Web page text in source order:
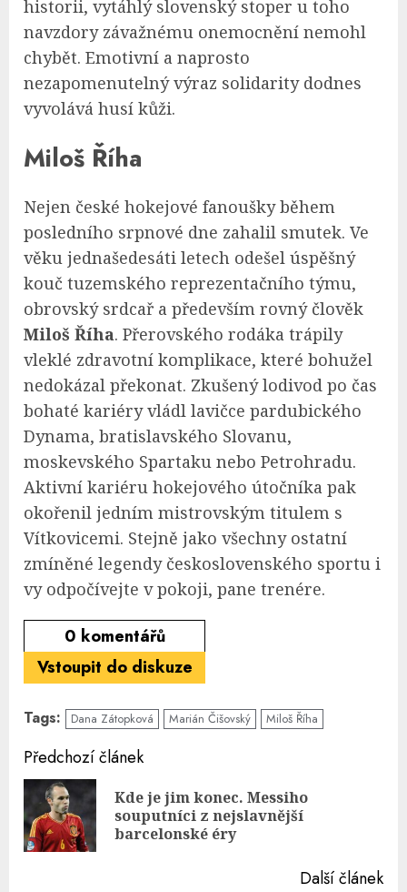
historii, vytáhlý slovenský stoper u toho
navzdory závažnému onemocnění nemohl
chybět. Emotivní a naprosto
nezapomenutelný výraz solidarity dodnes
vyvolává husí kůži.
Miloš Říha
Nejen české hokejové fanoušky během
posledního srpnové dne zahalil smutek. Ve
věku jednašedesáti letech odešel úspěšný
kouč tuzemského reprezentačního týmu,
obrovský srdcař a především rovný člověk
Miloš Říha. Přerovského rodáka trápily
vleklé zdravotní komplikace, které bohužel
nedokázal překonat. Zkušený lodivod po čas
bohaté kariéry vládl lavičce pardubického
Dynama, bratislavského Slovanu,
moskevského Spartaku nebo Petrohradu.
Aktivní kariéru hokejového útočníka pak
okořenil jedním mistrovským titulem s
Vítkovicemi. Stejně jako všechny ostatní
zmíněné legendy československého sportu i
vy odpočívejte v pokoji, pane trenére.
0 komentářů
Vstoupit do diskuze
Tags: Dana Zátopková Marián Čišovský Miloš Říha
Continue
Reading
Předchozí článek
Kde je jim konec. Messiho
souputníci z nejslavnější
barcelonské éry
Další článek